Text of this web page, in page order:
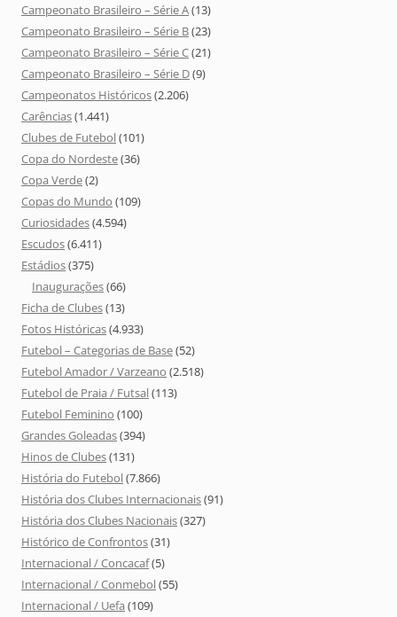
Campeonato Brasileiro – Série A(13)
Campeonato Brasileiro – Série B(23)
Campeonato Brasileiro – Série C(21)
Campeonato Brasileiro – Série D(9)
Campeonatos Históricos(2.206)
Carências(1.441)
Clubes de Futebol(101)
Copa do Nordeste(36)
Copa Verde(2)
Copas do Mundo (109)
Curiosidades(4.594)
Escudos(6.411)
Estádios(375)
Inaugurações(66)
Ficha de Clubes(13)
Fotos Históricas(4.933)
Futebol – Categorias de Base(52)
Futebol Amador / Varzeano (2.518)
Futebol de Praia / Futsal(113)
Futebol Feminino (100)
Grandes Goleadas(394)
Hinos de Clubes(131)
História do Futebol(7.866)
História dos Clubes Internacionais(91)
História dos Clubes Nacionais(327)
Histórico de Confrontos(31)
Internacional / Concacaf(5)
Internacional / Conmebol(55)
Internacional / Uefa (109)